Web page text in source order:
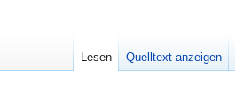
Lesen Quelltext anzeigen